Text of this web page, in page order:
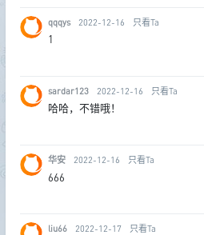
qqqys 2022-12-16 只看Ta
1
sardar123 2022-12-16 只看Ta
哈哈，不错哦！
华安 2022-12-16 只看Ta
666
liu66 2022-12-17 只看Ta